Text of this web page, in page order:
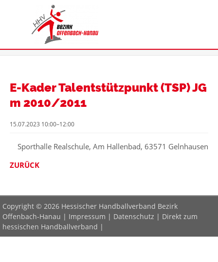
E-Kader Talentstützpunkt (TSP) JG
m 2010/2011
15.07.2023 10:00–12:00
Sporthalle Realschule, Am Hallenbad, 63571 Gelnhausen
ZURÜCK
Copyright © 2026 Hessischer Handballverband Bezirk
Offenbach-Hanau | Impressum | Datenschutz | Direkt zum
hessischen Handballverband |